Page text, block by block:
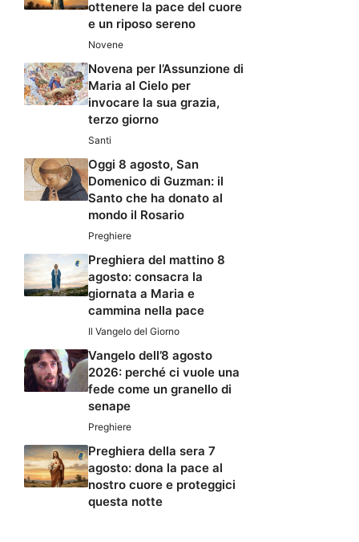
ottenere la pace del cuore
e un riposo sereno
Novene
Novena per l’Assunzione di
Maria al Cielo per
invocare la sua grazia,
terzo giorno
Santi
Oggi 8 agosto, San
Domenico di Guzman: il
Santo che ha donato al
mondo il Rosario
Preghiere
Preghiera del mattino 8
agosto: consacra la
giornata a Maria e
cammina nella pace
Il Vangelo del Giorno
Vangelo dell’8 agosto
2026: perché ci vuole una
fede come un granello di
senape
Preghiere
Preghiera della sera 7
agosto: dona la pace al
nostro cuore e proteggici
questa notte